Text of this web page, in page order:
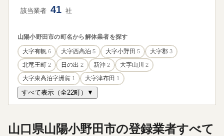
該当業者 41 社
山陽小野田市の町名から解体業者を探す
大字有帆 6 大字西高泊 5 大字小野田 5 大字郡 3
北竜王町 2 日の出 2 新沖 2 大字山川 2
大字東高泊字洲賀 1 大字津布田 1
すべて表示（全22町）▼
山口県山陽小野田市の登録業者すべて